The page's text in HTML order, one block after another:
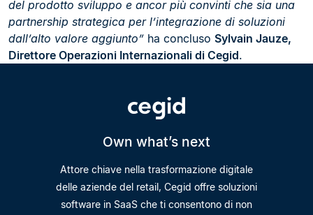
del prodotto sviluppo e ancor più convinti che sia una
partnership strategica per l’integrazione di soluzioni
dall’alto valore aggiunto” ha concluso Sylvain Jauze,
Direttore Operazioni Internazionali di Cegid.
Own what’s next
Attore chiave nella trasformazione digitale
delle aziende del retail, Cegid offre soluzioni
software in SaaS che ti consentono di non